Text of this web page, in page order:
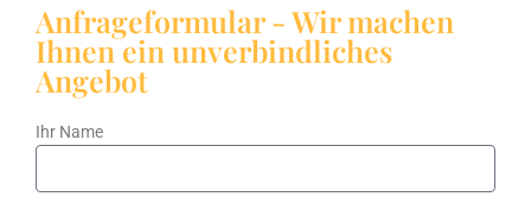
Anfrageformular - Wir machen
Ihnen ein unverbindliches
Angebot
Ihr Name